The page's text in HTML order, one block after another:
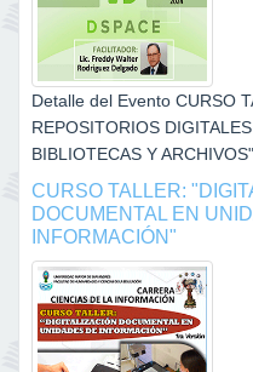
Detalle del Evento CURSO
REPOSITORIOS
BIBLIOTECAS Y
CURSO TALLER:
DOCUMENTAL EN
INFORMACIÓN"